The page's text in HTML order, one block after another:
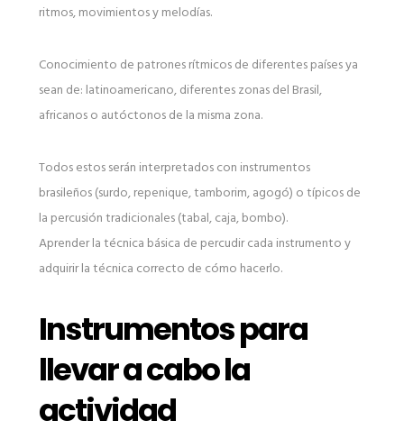
ritmos, movimientos y melodías.
Conocimiento de patrones rítmicos de diferentes países ya
sean de: latinoamericano, diferentes zonas del Brasil,
africanos o autóctonos de la misma zona.
Todos estos serán interpretados con instrumentos
brasileños (surdo, repenique, tamborim, agogó) o típicos de
la percusión tradicionales (tabal, caja, bombo).
Aprender la técnica básica de percudir cada instrumento y
adquirir la técnica correcto de cómo hacerlo.
Instrumentos para
llevar a cabo la
actividad